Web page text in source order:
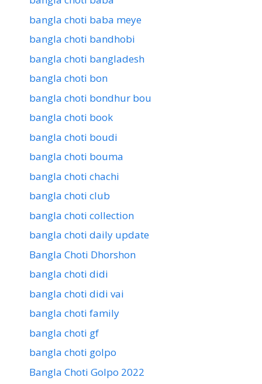
bangla choti baba meye
bangla choti bandhobi
bangla choti bangladesh
bangla choti bon
bangla choti bondhur bou
bangla choti book
bangla choti boudi
bangla choti bouma
bangla choti chachi
bangla choti club
bangla choti collection
bangla choti daily update
Bangla Choti Dhorshon
bangla choti didi
bangla choti didi vai
bangla choti family
bangla choti gf
bangla choti golpo
Bangla Choti Golpo 2022